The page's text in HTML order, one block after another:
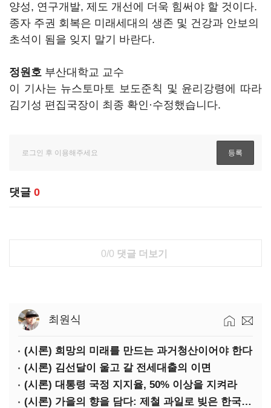
양성, 연구개발, 제도 개선에 더욱 힘써야 할 것이다.
종자 주권 회복은 미래세대의 생존 및 건강과 안보의
초석이 됨을 잊지 말기 바란다.
정원호 부산대학교 교수
이 기사는 뉴스토마토 보도준칙 및 윤리강령에 따라
김기성 편집국장이 최종 확인·수정했습니다.
댓글 0
0/0 댓글 더보기
최원식
(시론) 희망의 미래를 만드는 과거청산이어야 한다
(시론) 김선달이 울고 갈 전세대출의 이면
(시론) 대통령 국정 지지율, 50% 이상을 지켜라
(시론) 가을의 향을 담다: 제철 과일로 빚은 한국 와인 이야기